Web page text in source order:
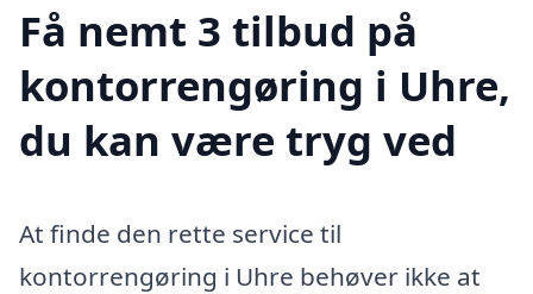
Få nemt 3 tilbud på
kontorrengøring i Uhre,
du kan være tryg ved
At finde den rette service til
kontorrengøring i Uhre behøver ikke at